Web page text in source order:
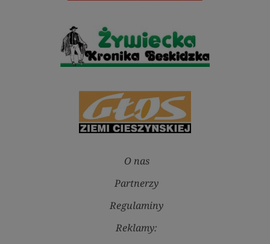
O nas
Partnerzy
Regulaminy
Reklamy: